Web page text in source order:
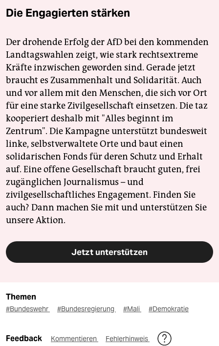
Die Engagierten stärken
Der drohende Erfolg der AfD bei den kommenden
Landtagswahlen zeigt, wie stark rechtsextreme
Kräfte inzwischen geworden sind. Gerade jetzt
braucht es Zusammenhalt und Solidarität. Auch
und vor allem mit den Menschen, die sich vor Ort
für eine starke Zivilgesellschaft einsetzen. Die taz
kooperiert deshalb mit "Alles beginnt im
Zentrum". Die Kampagne unterstützt bundesweit
linke, selbstverwaltete Orte und baut einen
solidarischen Fonds für deren Schutz und Erhalt
auf. Eine offene Gesellschaft braucht guten, frei
zugänglichen Journalismus – und
zivilgesellschaftliches Engagement. Finden Sie
auch? Dann machen Sie mit und unterstützen Sie
unsere Aktion.
Jetzt unterstützen
Themen
#Bundeswehr #Bundesregierung #Mali #Demokratie
Feedback Kommentieren Fehlerhinweis